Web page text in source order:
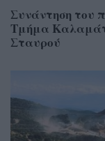
Συνάντηση του
Τμήμα
Σταυρού